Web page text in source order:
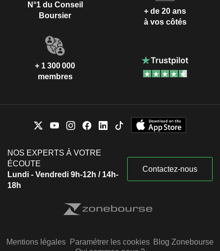
N°1 du Conseil
Boursier
+ de 20 ans
à vos côtés
+ 1 300 000
membres
NOS EXPERTS À VOTRE
ÉCOUTE
Lundi - Vendredi 9h-12h / 14h-
18h
Contactez-nous
Mentions légales Paramétrer les cookies Blog Zonebourse